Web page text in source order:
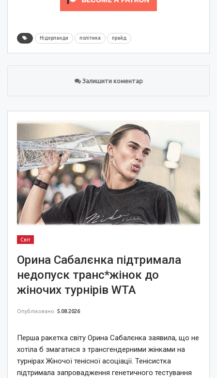
Нідерланди політика прайд
Залишити коментар
Світ
Орина Сабалєнка підтримала
недопуск транс*жінок до
жіночих турнірів WTA
Опубліковано 5.08.2026
Перша ракетка світу Орина Сабалєнка заявила, що не
хотіла б змагатися з трансгендерними жінками на
турнірах Жіночої тенісної асоціації. Тенісистка
підтримала запровадження генетичного тестування